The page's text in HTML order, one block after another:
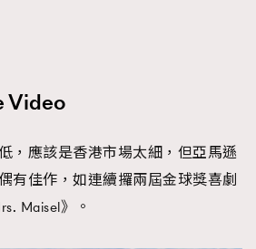
Video
，應該是香港市場太細，但亞馬遜
有佳作，如連續攞兩屆金球獎喜劇
Maisel》。